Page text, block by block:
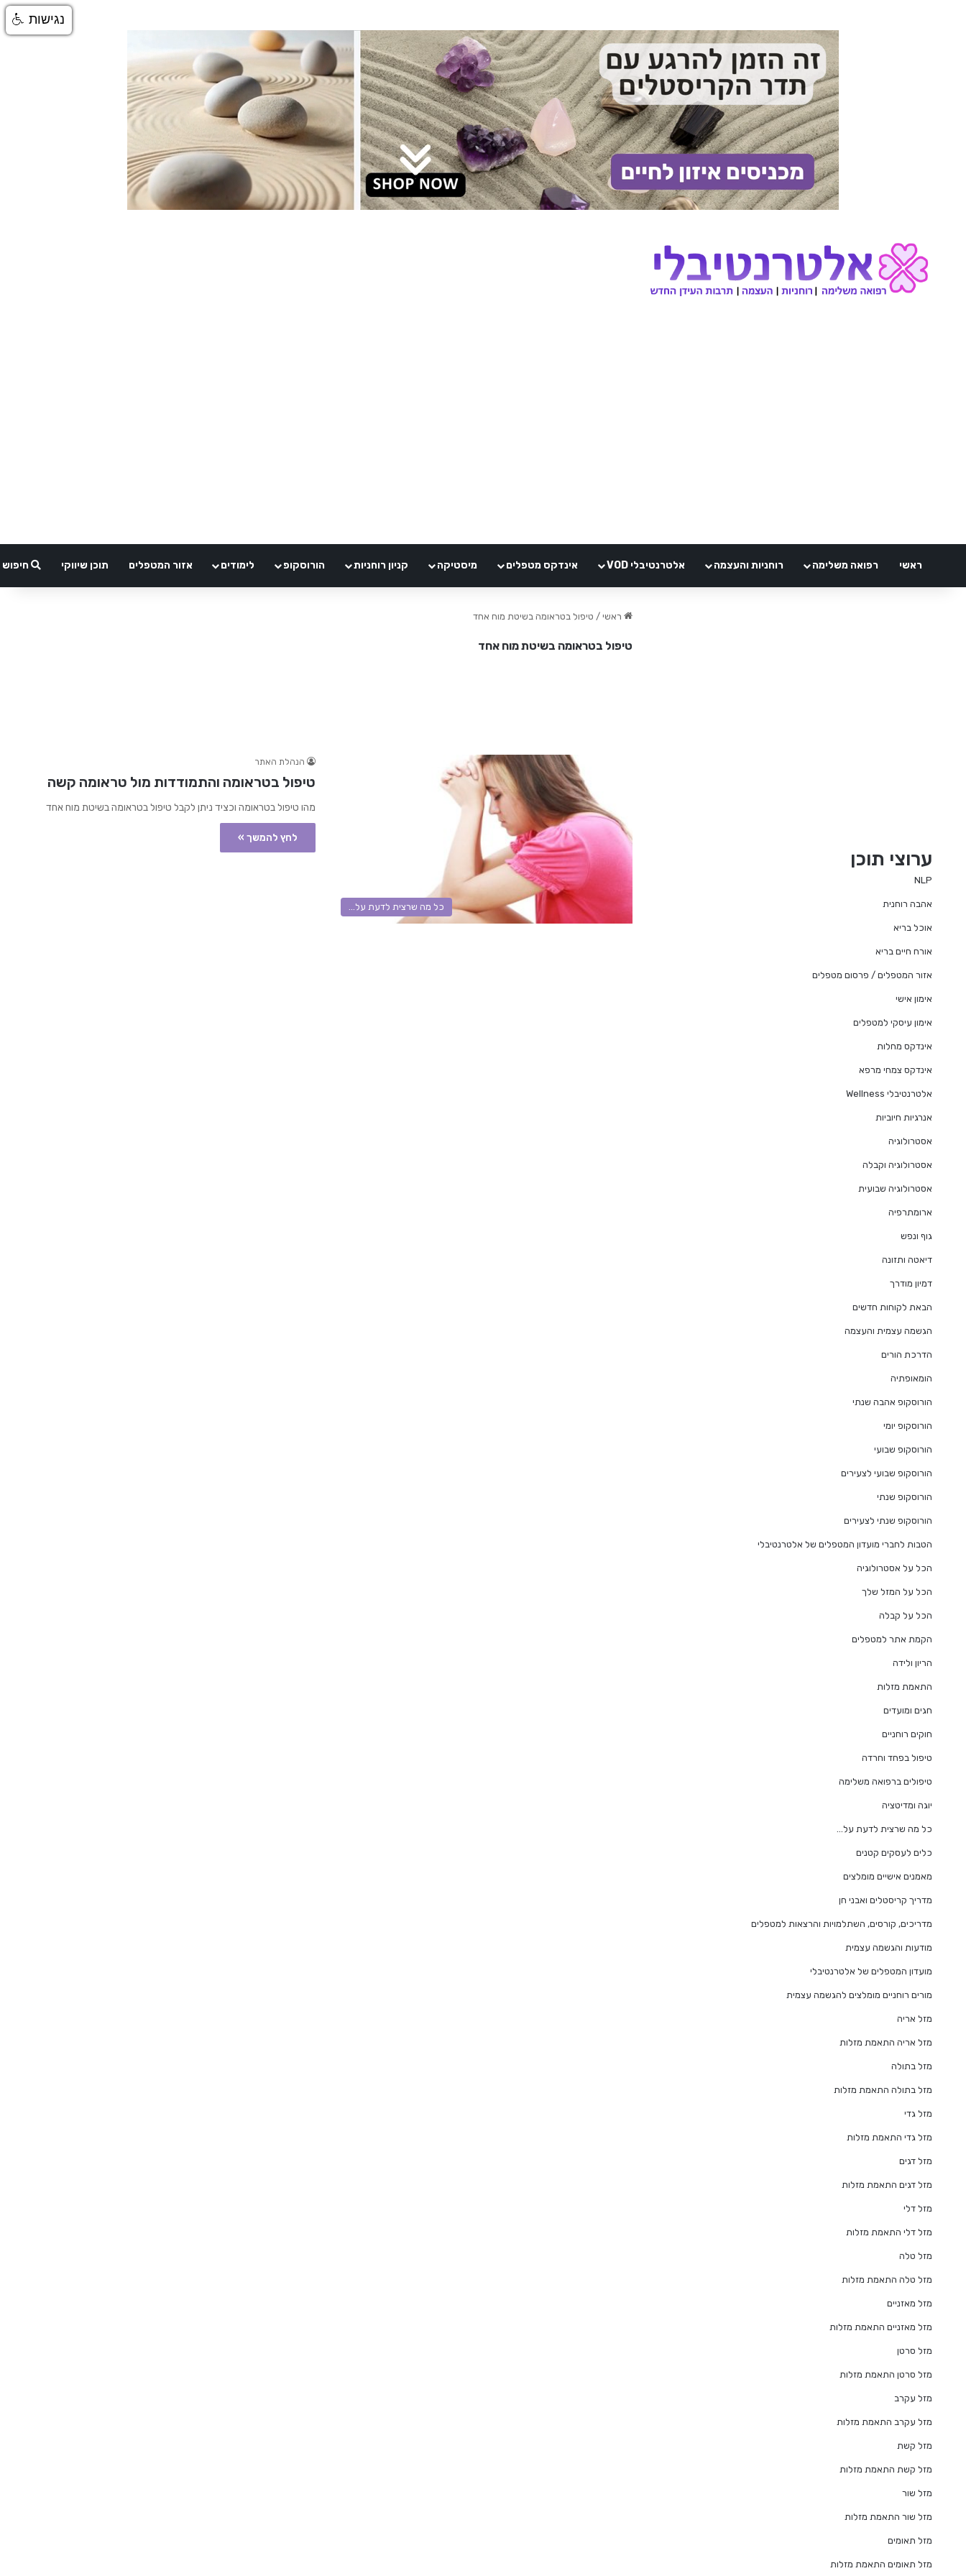
ראשי רפואה משלימה רוחניות והעצמה אלטרנטיבלי VOD אינדקס מטפלים מיסטיקה קניון רוחניות הורוסקופ לימודים אזור המטפלים תוכן שיווקי חיפוש
ראשי / טיפול בטראומה בשיטת מוח אחד
טיפול בטראומה בשיטת מוח אחד
כל מה שרצית לדעת על...
הנהלת האתר
טיפול בטראומה והתמודדות מול טראומה קשה
מהו טיפול בטראומה וכציד ניתן לקבל טיפול בטראומה בשיטת מוח אחד
לחץ להמשך »
ערוצי תוכן
NLP
אהבה רוחנית
אוכל בריא
אורח חיים בריא
אזור המטפלים / פרסום מטפלים
אימון אישי
אימון עיסקי למטפלים
אינדקס מחלות
אינדקס צמחי מרפא
אלטרנטיבלי Wellness
אנרגיות חיוביות
אסטרולוגיה
אסטרולוגיה וקבלה
אסטרולוגיה שבועית
ארומתרפיה
גוף ונפש
דיאטה ותזונה
דמיון מודרך
הבאת לקוחות חדשים
הגשמה עצמית והעצמה
הדרכת הורים
הומאופתיה
הורוסקופ אהבה שנתי
הורוסקופ יומי
הורוסקופ שבועי
הורוסקופ שבועי לצעירים
הורוסקופ שנתי
הורוסקופ שנתי לצעירים
הטבות לחברי מועדון המטפלים של אלטרנטיבלי
הכל על אסטרולוגיה
הכל על המזל שלך
הכל על קבלה
הקמת אתר למטפלים
הריון ולידה
התאמת מזלות
חגים ומועדים
חוקים רוחניים
טיפול בפחד וחרדה
טיפולים ברפואה משלימה
יוגה ומדיטציה
כל מה שרצית לדעת על…
כלים לעסקים קטנים
מאמנים אישיים מומלצים
מדריך קריסטלים ואבני חן
מדריכים, קורסים, השתלמויות והרצאות למטפלים
מודעות והגשמה עצמית
מועדון המטפלים של אלטרנטיבלי
מורים רוחניים מומלצים להגשמה עצמית
מזל אריה
מזל אריה התאמת מזלות
מזל בתולה
מזל בתולה התאמת מזלות
מזל גדי
מזל גדי התאמת מזלות
מזל דגים
מזל דגים התאמת מזלות
מזל דלי
מזל דלי התאמת מזלות
מזל טלה
מזל טלה התאמת מזלות
מזל מאזניים
מזל מאזניים התאמת מזלות
מזל סרטן
מזל סרטן התאמת מזלות
מזל עקרב
מזל עקרב התאמת מזלות
מזל קשת
מזל קשת התאמת מזלות
מזל שור
מזל שור התאמת מזלות
מזל תאומים
מזל תאומים התאמת מזלות
נגישות